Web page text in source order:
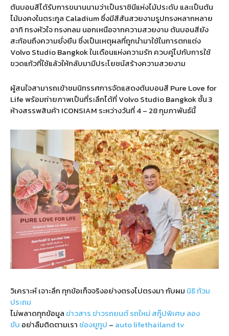
ต้นบอนสีได้รับการขนานนามว่าเป็นราชินีแห่งไม้ประดับ และเป็นต้น
ไม้มงคงในตระกูล Caladium ซึ่งมีสีสันสวยงามรูปทรงหลากหลาย
อาทิ ทรงหัวใจ ทรงกลม นอกเหนือจากความสวยงาม ต้นบอนสียัง
สะท้อนถึงความยั่งยืน ซึ่งเป็นเหตุผลที่ถูกนำมาใช้ในการตกแต่ง
Volvo Studio Bangkok ในเดือนแห่งความรัก ควบคู่ไปกับการใช้
ขวดแก้วที่ใช้แล้วให้กลับมามีประโยชน์สร้างความสวยงาม
ผู้สนใจสามารถเข้าชมนิทรรศการจัดแสดงต้นบอนสี Pure Love for
Life พร้อมถ่ายภาพเป็นที่ระลึกได้ที่ Volvo Studio Bangkok ชั้น 3
ห้างสรรพสินค้า ICONSIAM ระหว่างวันที่ 4 – 28 กุมภาพันธ์นี้
วิเคราะห์ เจาะลึก ทุกข้อเท็จจริงอย่างตรงไปตรงมา กับผม นิธิ ท้วม
ประถม
ไม่พลาดทุกข้อมูล ข่าวสาร ข่าวรถยนต์รถใหม่สกู๊ปพิเศษลอง
ขับ อย่าลืมติดตามเรา ช่องยูทูป – auto lifethailand tv